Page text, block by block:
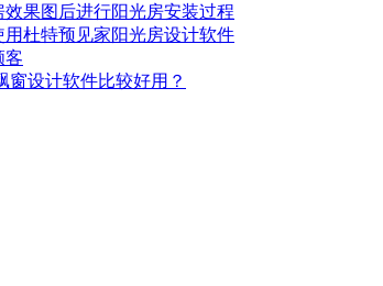
果图后进行阳光房安装过程
杜特预见家阳光房设计软件
客
窗设计软件比较好用？